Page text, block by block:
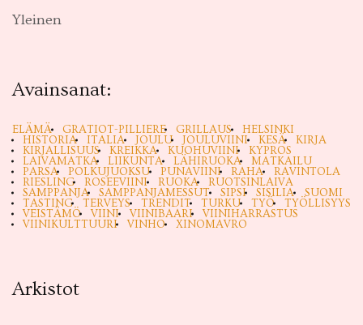
Yleinen
Avainsanat:
ELÄMÄ GRATIOT-PILLIERE GRILLAUS
HELSINKI
HISTORIA
ITALIA JOULU JOULUVIINI KESÄ
KIRJA
KIRJALLISUUS
KREIKKA KUOHUVIINI
KYPROS
LAIVAMATKA
LIIKUNTA LÄHIRUOKA
MATKAILU
PARSA
POLKUJUOKSU PUNAVIINI RAHA
RAVINTOLA
RIESLING
ROSEEVIINI RUOKA
RUOTSINLAIVA
SAMPPANJA
SAMPPANJAMESSUT SIPSI SISILIA
SUOMI
TASTING
TERVEYS TRENDIT TURKU TYÖ
TYÖLLISYYS
VEISTÄMÖ
VIINI VIINIBAARI
VIINIHARRASTUS
VIINIKULTTUURI
VINHO XINOMAVRO
Arkistot